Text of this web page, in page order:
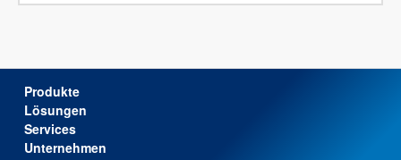
Produkte
Lösungen
Services
Unternehmen